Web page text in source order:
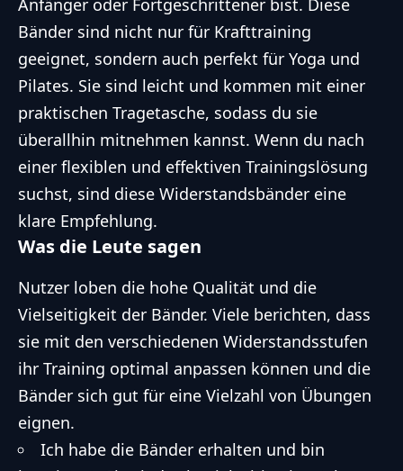
Bänder sind nicht nur für Krafttraining
geeignet, sondern auch perfekt für Yoga und
Pilates. Sie sind leicht und kommen mit einer
praktischen Tragetasche, sodass du sie
überallhin mitnehmen kannst. Wenn du nach
einer flexiblen und effektiven Trainingslösung
suchst, sind diese Widerstandsbänder eine
klare Empfehlung.
Was die Leute sagen
Nutzer loben die hohe Qualität und die
Vielseitigkeit der Bänder. Viele berichten, dass
sie mit den verschiedenen Widerstandsstufen
ihr Training optimal anpassen können und die
Bänder sich gut für eine Vielzahl von Übungen
eignen.
Ich habe die Bänder erhalten und bin